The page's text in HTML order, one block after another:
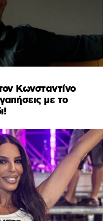
Κωνσταντίνο
με το